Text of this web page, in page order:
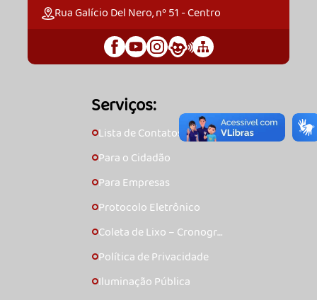
Rua Galício Del Nero, nº 51 - Centro
Serviços:
🞇Lista de Contatos
🞇Para o Cidadão
🞇Para Empresas
🞇Protocolo Eletrônico
🞇Coleta de Lixo – Cronogra
🞇Política de Privacidade
🞇Iluminação Pública